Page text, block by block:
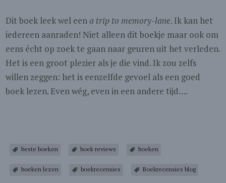
Dit boek leek wel een a trip to memory-lane. Ik kan het
iedereen aanraden! Niet alleen dit boekje maar ook om
eens écht op zoek te gaan naar geuren uit het verleden.
Het is een groot plezier als je die vind. Ik zou zelfs
willen zeggen: het is eenzelfde gevoel als een goed
boek lezen. Even wég, even in een andere tijd….
beste boeken boek reviews boeken
boeken lezen boekrecensies Boekrecensies blog